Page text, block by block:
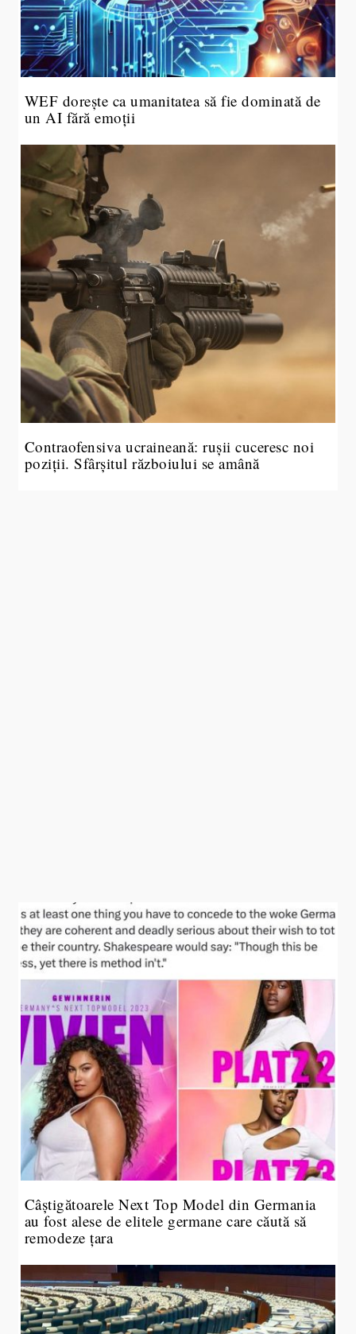
WEF dorește ca umanitatea să fie dominată de
un AI fără emoții
Contraofensiva ucraineană: rușii cuceresc noi
poziții. Sfârșitul războiului se amână
Câștigătoarele Next Top Model din Germania
au fost alese de elitele germane care căută să
remodeze țara